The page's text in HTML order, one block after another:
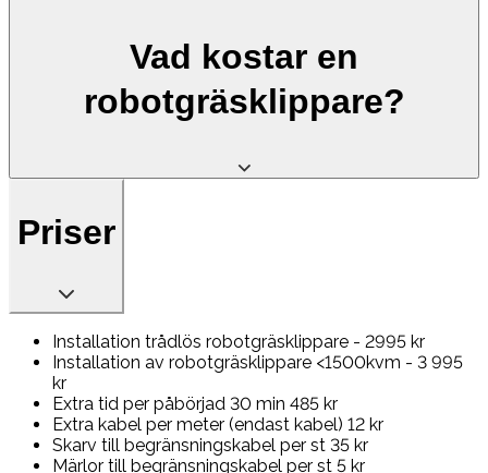
Vad kostar en
robotgräsklippare?
Priser
Installation trådlös robotgräsklippare - 2995 kr
Installation av robotgräsklippare <1500kvm - 3 995
kr
Extra tid per påbörjad 30 min 485 kr
Extra kabel per meter (endast kabel) 12 kr
Skarv till begränsningskabel per st 35 kr
Märlor till begränsningskabel per st 5 kr